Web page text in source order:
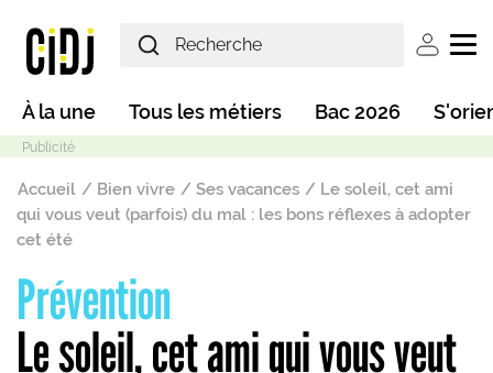
User
Main navigation
À la une Tous les métiers Bac 2026
Mode sombre
Fil d'Ariane
Accueil Bien vivre Ses vacances
Le soleil, cet ami
qui vous veut (parfois) du mal : les bons réflexes à adopter
cet été
Prévention
Le soleil, cet ami qui vous veut